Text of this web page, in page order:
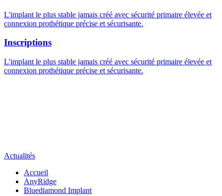
L'implant le plus stable jamais créé avec sécurité primaire élevée et
connexion prothétique précise et sécurisante.
Inscriptions
L'implant le plus stable jamais créé avec sécurité primaire élevée et
connexion prothétique précise et sécurisante.
Actualités
Accueil
AnyRidge
Bluediamond Implant